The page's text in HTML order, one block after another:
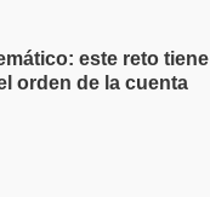
este reto tiene
orden de la cuenta